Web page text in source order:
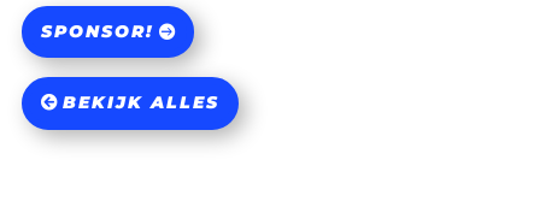
SPONSOR!
BEKIJK ALLES